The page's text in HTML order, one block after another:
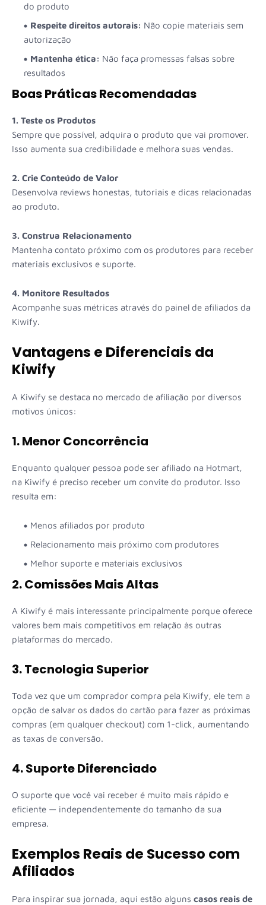
do produto
Respeite direitos autorais: Não copie materiais sem
autorização
Mantenha ética: Não faça promessas falsas sobre
resultados
Boas Práticas Recomendadas
1. Teste os Produtos
Sempre que possível, adquira o produto que vai promover.
Isso aumenta sua credibilidade e melhora suas vendas.
2. Crie Conteúdo de Valor
Desenvolva reviews honestas, tutoriais e dicas relacionadas
ao produto.
3. Construa Relacionamento
Mantenha contato próximo com os produtores para receber
materiais exclusivos e suporte.
4. Monitore Resultados
Acompanhe suas métricas através do painel de afiliados da
Kiwify.
Vantagens e Diferenciais da
Kiwify
A Kiwify se destaca no mercado de afiliação por diversos
motivos únicos:
1. Menor Concorrência
Enquanto qualquer pessoa pode ser afiliado na Hotmart,
na Kiwify é preciso receber um convite do produtor. Isso
resulta em:
Menos afiliados por produto
Relacionamento mais próximo com produtores
Melhor suporte e materiais exclusivos
2. Comissões Mais Altas
A Kiwify é mais interessante principalmente porque oferece
valores bem mais competitivos em relação às outras
plataformas do mercado.
3. Tecnologia Superior
Toda vez que um comprador compra pela Kiwify, ele tem a
opção de salvar os dados do cartão para fazer as próximas
compras (em qualquer checkout) com 1-click, aumentando
as taxas de conversão.
4. Suporte Diferenciado
O suporte que você vai receber é muito mais rápido e
eficiente — independentemente do tamanho da sua
empresa.
Exemplos Reais de Sucesso com
Afiliados
Para inspirar sua jornada, aqui estão alguns casos reais de